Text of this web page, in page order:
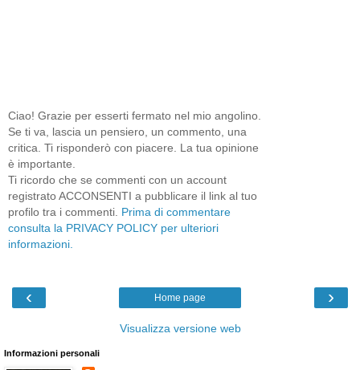
Ciao! Grazie per esserti fermato nel mio angolino.
Se ti va, lascia un pensiero, un commento, una
critica. Ti risponderò con piacere. La tua opinione
è importante.
Ti ricordo che se commenti con un account
registrato ACCONSENTI a pubblicare il link al tuo
profilo tra i commenti. Prima di commentare
consulta la PRIVACY POLICY per ulteriori
informazioni.
‹ ›
Home page
Visualizza versione web
Informazioni personali